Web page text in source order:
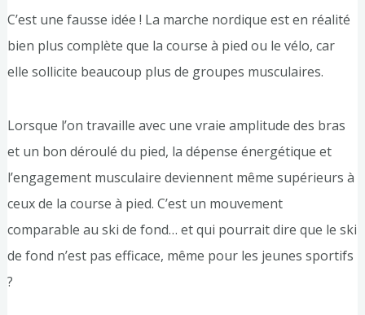
C’est une fausse idée ! La marche nordique est en réalité
bien plus complète que la course à pied ou le vélo, car
elle sollicite beaucoup plus de groupes musculaires.
Lorsque l’on travaille avec une vraie amplitude des bras
et un bon déroulé du pied, la dépense énergétique et
l’engagement musculaire deviennent même supérieurs à
ceux de la course à pied. C’est un mouvement
comparable au ski de fond… et qui pourrait dire que le ski
de fond n’est pas efficace, même pour les jeunes sportifs
?